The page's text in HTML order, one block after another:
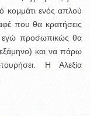
κομμάτι ενός απλού
που θα κρατήσεις
εγώ προσωπικώς θα
και να πάρω
Η Αλεξία